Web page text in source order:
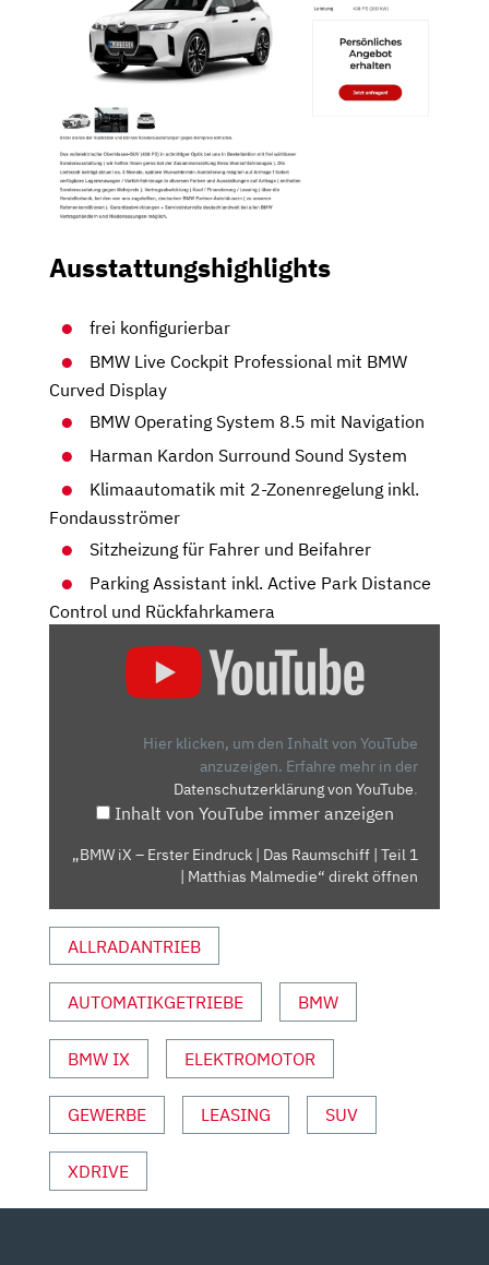
Ausstattungshighlights
frei konfigurierbar
BMW Live Cockpit Professional mit BMW
Curved Display
BMW Operating System 8.5 mit Navigation
Harman Kardon Surround Sound System
Klimaautomatik mit 2-Zonenregelung inkl.
Fondausströmer
Sitzheizung für Fahrer und Beifahrer
Parking Assistant inkl. Active Park Distance
Control und Rückfahrkamera
RAUMSCHIFF
|
MATTHIAS
VON
YOUTUBE
ANZEIGEN
Hier klicken, um den Inhalt von YouTube
anzuzeigen. Erfahre mehr in der
Datenschutzerklärung von YouTube.
Inhalt von YouTube immer anzeigen
„BMW iX – Erster Eindruck | Das Raumschiff | Teil 1
| Matthias Malmedie“ direkt öffnen
ALLRADANTRIEB
AUTOMATIKGETRIEBE BMW
BMW IX ELEKTROMOTOR
GEWERBE LEASING SUV
XDRIVE